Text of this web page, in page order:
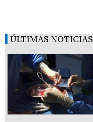
ÚLTIMAS NOTICIAS